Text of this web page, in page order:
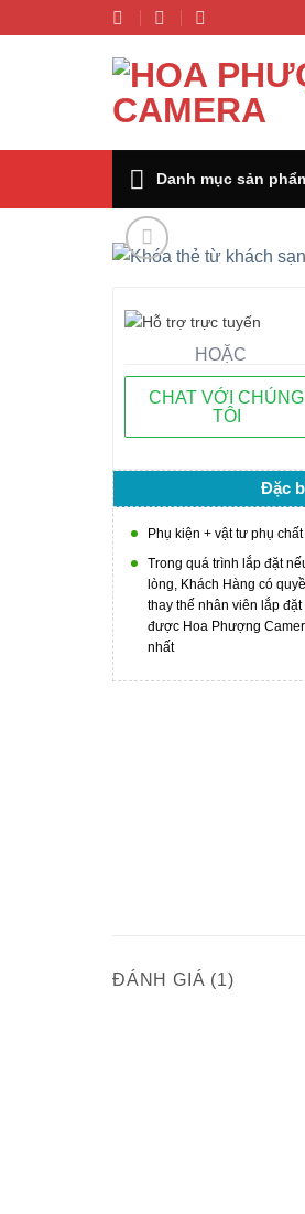
đến
Danh mục sản
HOẶC
CHAT VỚI CHÚNG
TÔI
Đặc
Phụ kiện + vật tư phụ
Trong quá trình lắp đặt
lòng, Khách Hàng có
thay thế nhân viên lắp
được Hoa Phượng
nhất
ĐÁNH GIÁ (1)